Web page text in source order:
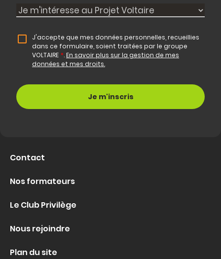
J'accepte que mes données personnelles, recueillies
dans ce formulaire, soient traitées par le groupe
VOLTAIRE *.En savoir plus sur la gestion de mes
données et mes droits.
Contact
Nos formateurs
Le Club Privilège
Nous rejoindre
Plan du site